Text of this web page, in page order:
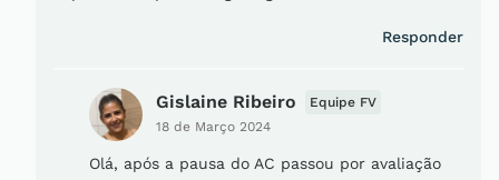
Responder
Gislaine Ribeiro
18 de Março 2024
Equipe FV
Olá, após a pausa do AC passou por avaliação